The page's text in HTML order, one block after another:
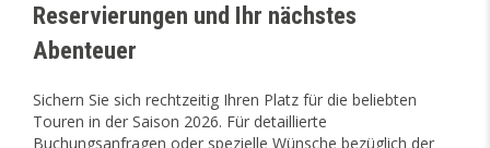
Reservierungen und Ihr nächstes
Abenteuer
Sichern Sie sich rechtzeitig Ihren Platz für die beliebten
Touren in der Saison 2026. Für detaillierte
Buchungsanfragen oder spezielle Wünsche bezüglich der